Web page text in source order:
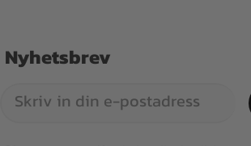
Nyhetsbrev